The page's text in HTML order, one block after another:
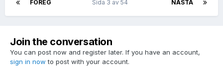
FÖREG NÄSTA
Sida 3 av 54
Join the conversation
You can post now and register later. If you have an account,
sign in now to post with your account.